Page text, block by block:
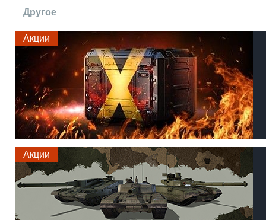
Другое
Акции
Акции